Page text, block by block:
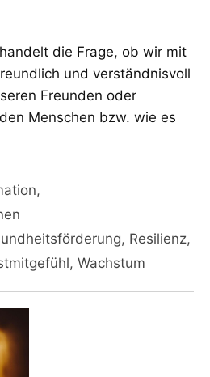
die Frage, ob wir mit
und verständnisvoll
Freunden oder
Menschen bzw. wie es
,
, Resilienz,
, Wachstum